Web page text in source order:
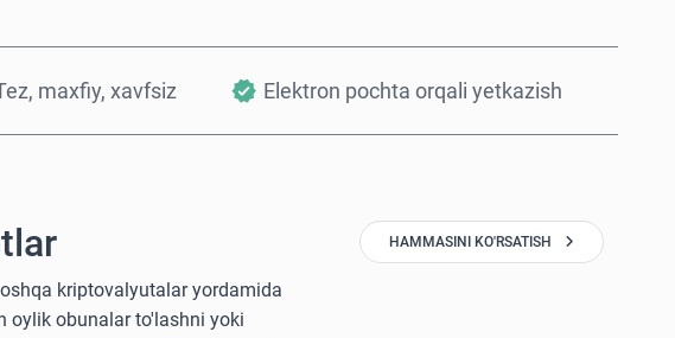
maxfiy, xavfsiz Elektron pochta orqali yetkazish
kriptovalyutalar yordamida
oylik obunalar to'lashni yoki
HAMMASINI KO'RSATISH